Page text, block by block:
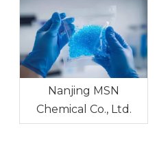
Nanjing MSN
Chemical Co., Ltd.